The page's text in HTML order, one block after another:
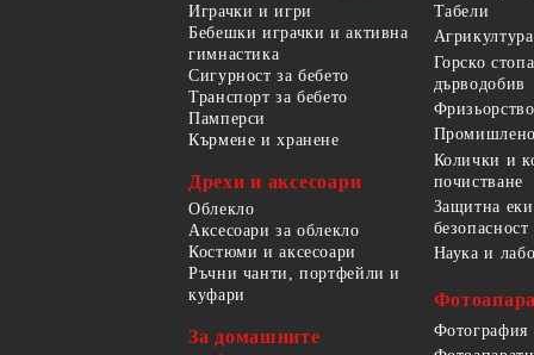
Играчки и игри
Бебешки играчки и активна
гимнастика
Сигурност за бебето
Транспорт за бебето
Памперси
Кърмене и хранене
Дрехи и аксесоари
Облекло
Аксесоари за облекло
Костюми и аксесоари
Ръчни чанти, портфейли и
куфари
За домашните
Табели
Агрикултура
Горско
дърводобив
Колички и
почистване
Защитна
Наука и
Фотография